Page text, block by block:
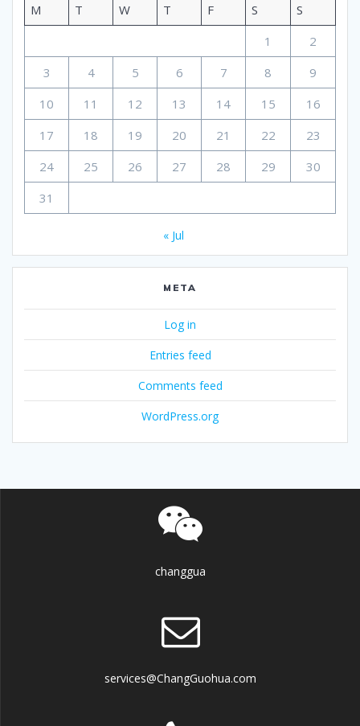
M T W T F S
S
1
2
3
4 5 6 7 8
9
10
11 12 13 14 15
16
17
18 19 20 21 22
23
24
25 26 27 28 29
30
31
« Jul
META
Log in
Entries feed
Comments feed
WordPress.org
changgua
services@ChangGuohua.com